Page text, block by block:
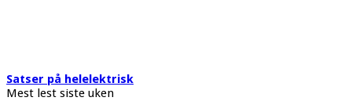
Satser på helelektrisk
Mest lest siste uken